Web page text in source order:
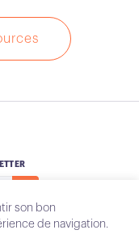
son bon
de navigation.